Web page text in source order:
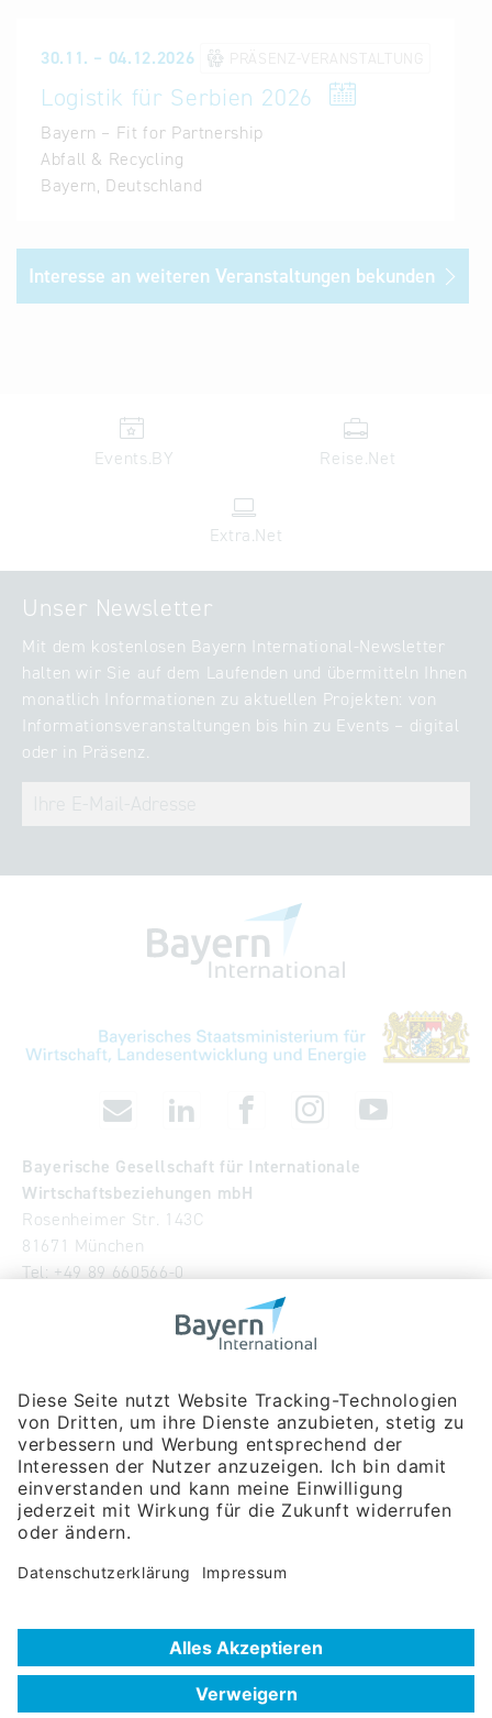
30.11. – 04.12.2026 PRÄSENZ-VERANSTALTUNG
Logistik für Serbien 2026
Bayern – Fit for Partnership
Abfall & Recycling
Bayern, Deutschland
Interesse an weiteren Veranstaltungen bekunden
Events.BY Reise.Net
Extra.Net
Unser Newsletter
Mit dem kostenlosen Bayern International-Newsletter
halten wir Sie auf dem Laufenden und übermitteln Ihnen
monatlich Informationen zu aktuellen Projekten: von
Informationsveranstaltungen bis hin zu Events – digital
oder in Präsenz.
Bayerische Gesellschaft für Internationale
Wirtschaftsbeziehungen mbH
Rosenheimer Str. 143C
81671 München
Tel: +49 89 660566-0
Publikationen
Newsroom
Impressum
Datenschutzerklärung
Barrierefreiheitserklärung
Veranstaltungssuche
Unternehmerreisen
Firmendatenbank